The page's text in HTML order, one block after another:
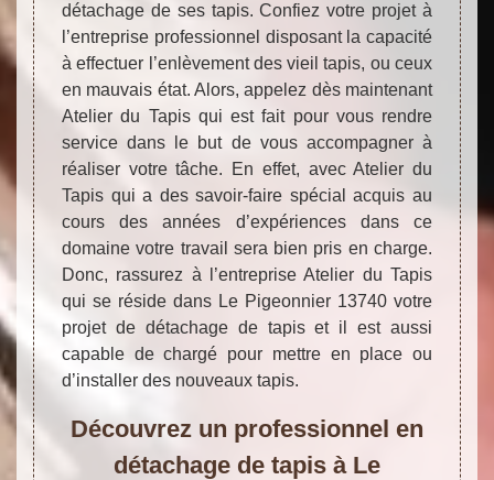
détachage de ses tapis. Confiez votre projet à
l’entreprise professionnel disposant la capacité
à effectuer l’enlèvement des vieil tapis, ou ceux
en mauvais état. Alors, appelez dès maintenant
Atelier du Tapis qui est fait pour vous rendre
service dans le but de vous accompagner à
réaliser votre tâche. En effet, avec Atelier du
Tapis qui a des savoir-faire spécial acquis au
cours des années d’expériences dans ce
domaine votre travail sera bien pris en charge.
Donc, rassurez à l’entreprise Atelier du Tapis
qui se réside dans Le Pigeonnier 13740 votre
projet de détachage de tapis et il est aussi
capable de chargé pour mettre en place ou
d’installer des nouveaux tapis.
Découvrez un professionnel en
détachage de tapis à Le